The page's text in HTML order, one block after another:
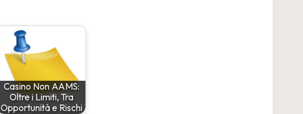
Casino Non AAMS:
Oltre i Limiti, Tra
Opportunità e Rischi